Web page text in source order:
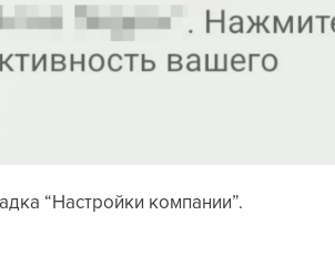
“Настройки компании”.